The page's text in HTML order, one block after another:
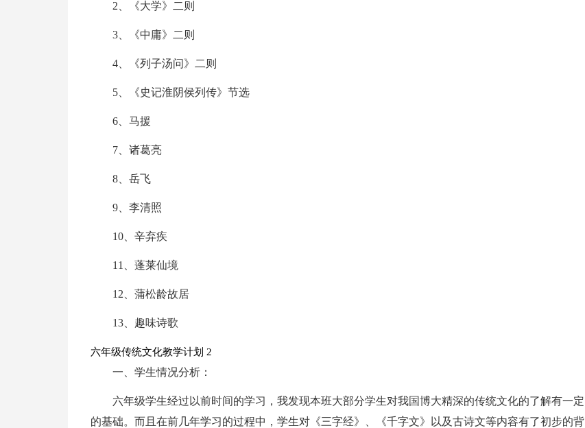
2、《大学》二则
3、《中庸》二则
4、《列子汤问》二则
5、《史记淮阴侯列传》节选
6、马援
7、诸葛亮
8、岳飞
9、李清照
10、辛弃疾
11、蓬莱仙境
12、蒲松龄故居
13、趣味诗歌
六年级传统文化教学计划 2
一、学生情况分析：
六年级学生经过以前时间的学习，我发现本班大部分学生对我国博大精深的传统文化的了解有一定
的基础。而且在前几年学习的过程中，学生对《三字经》、《千字文》以及古诗文等内容有了初步的背